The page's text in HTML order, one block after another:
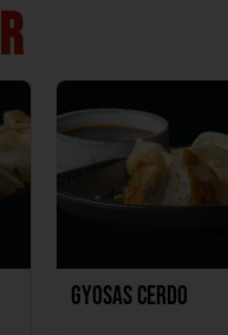
Gyosas Cerdo